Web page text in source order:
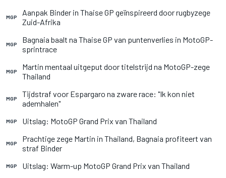
MGP
Aanpak Binder in Thaise GP geïnspireerd door rugbyzege
Zuid-Afrika
MGP
Bagnaia baalt na Thaise GP van puntenverlies in MotoGP-
sprintrace
MGP
Martin mentaal uitgeput door titelstrijd na MotoGP-zege
Thailand
MGP
Tijdstraf voor Espargaro na zware race: "Ik kon niet
ademhalen"
MGP Uitslag: MotoGP Grand Prix van Thailand
MGP
Prachtige zege Martin in Thailand, Bagnaia profiteert van
straf Binder
MGP Uitslag: Warm-up MotoGP Grand Prix van Thailand